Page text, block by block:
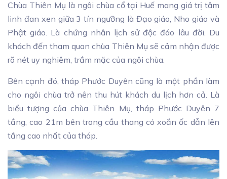
Chùa Thiên Mụ là ngôi chùa cổ tại Huế mang giá trị tâm
linh đan xen giữa 3 tín ngưỡng là Đạo giáo, Nho giáo và
Phật giáo. Là chứng nhân lịch sử độc đáo lâu đời. Du
khách đến tham quan chùa Thiên Mụ sẽ cảm nhận được
rõ nét uy nghiêm, trầm mặc của ngôi chùa.
Bên cạnh đó, tháp Phước Duyên cũng là một phần làm
cho ngôi chùa trở nên thu hút khách du lịch hơn cả. Là
biểu tượng của chùa Thiên Mụ, tháp Phước Duyên 7
tầng, cao 21m bên trong cầu thang có xoắn ốc dẫn lên
tầng cao nhất của tháp.